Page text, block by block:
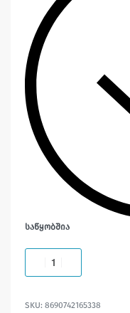
ᲡᲐᲬᲧᲝᲑᲨᲘᲐ
8690742165338